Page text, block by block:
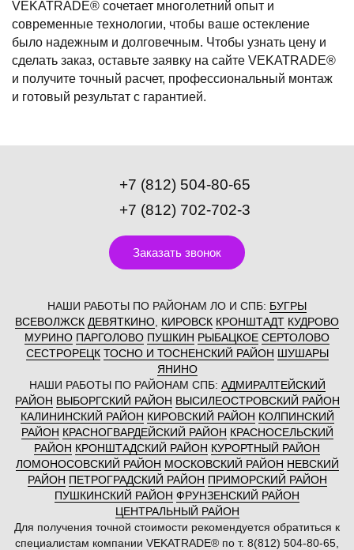
VEKATRADE® сочетает многолетний опыт и
современные технологии, чтобы ваше остекление
было надежным и долговечным. Чтобы узнать цену и
сделать заказ, оставьте заявку на сайте VEKATRADE®
и получите точный расчет, профессиональный монтаж
и готовый результат с гарантией.
+7 (812) 504-80-65
+7 (812) 702-702-3
Заказать звонок
НАШИ РАБОТЫ ПО РАЙОНАМ ЛО И СПБ: БУГРЫ
ВСЕВОЛЖСК ДЕВЯТКИНО КИРОВСК КРОНШТАДТ КУДРОВО
МУРИНО ПАРГОЛОВО ПУШКИН РЫБАЦКОЕ СЕРТОЛОВО
СЕСТРОРЕЦК ТОСНО И ТОСНЕНСКИЙ РАЙОН ШУШАРЫ
ЯНИНО
НАШИ РАБОТЫ ПО РАЙОНАМ СПБ: АДМИРАЛТЕЙСКИЙ
РАЙОН ВЫБОРГСКИЙ РАЙОН ВЫСИЛЕОСТРОВСКИЙ РАЙОН
КАЛИНИНСКИЙ РАЙОН КИРОВСКИЙ РАЙОН КОЛПИНСКИЙ
РАЙОН КРАСНОГВАРДЕЙСКИЙ РАЙОН КРАСНОСЕЛЬСКИЙ
РАЙОН КРОНШТАДСКИЙ РАЙОН КУРОРТНЫЙ РАЙОН
ЛОМОНОСОВСКИЙ РАЙОН МОСКОВСКИЙ РАЙОН НЕВСКИЙ
РАЙОН ПЕТРОГРАДСКИЙ РАЙОН ПРИМОРСКИЙ РАЙОН
ПУШКИНСКИЙ РАЙОН ФРУНЗЕНСКИЙ РАЙОН
ЦЕНТРАЛЬНЫЙ РАЙОН
Для получения точной стоимости рекомендуется обратиться к
специалистам компании VEKATRADE® по т. 8(812) 504-80-65,